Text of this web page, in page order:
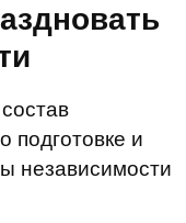
подготовке и
независимости